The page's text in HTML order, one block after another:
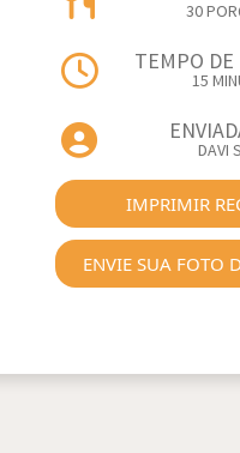
30
TEMPO DE
15
DAVI
IMPRIMIR
ENVIE SUA FOTO